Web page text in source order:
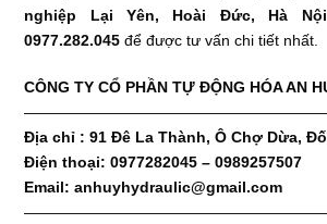
nghiệp Lại Yên, Hoài Đức, Hà Nội
0977.282.045 để được tư vấn chi tiết nhất.
CÔNG TY CỔ PHẦN TỰ ĐỘNG HÓA AN
Địa chỉ : 91 Đê La Thành, Ô Chợ Dừa,
Điện thoại: 0977282045 – 0989257507
Email: anhuyhydraulic@gmail.com